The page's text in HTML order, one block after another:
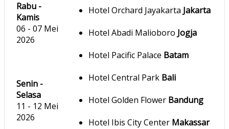
Rabu -
Kamis
06 - 07 Mei
2026
Hotel Orchard Jayakarta Jakarta
Hotel Abadi Malioboro Jogja
Hotel Pacific Palace Batam
Hotel Central Park Bali
Hotel Golden Flower Bandung
Hotel Ibis City Center Makassar
Senin -
Selasa
11 - 12 Mei
2026